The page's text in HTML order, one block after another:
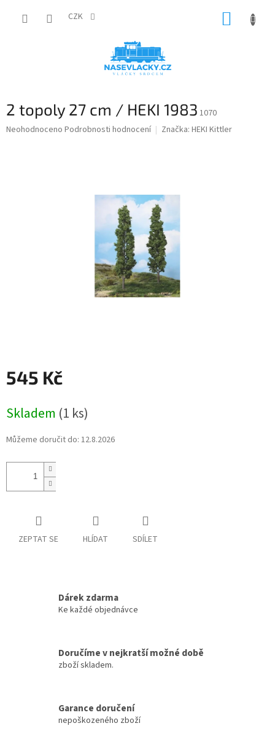
CZK
2 topoly 27 cm / HEKI 1983 1070
Průměrné
Neohodnoceno Podrobnosti hodnocení Značka: HEKI Kittler
545 Kč
cena:
Skladem (1 ks)
Můžeme doručit do: 12.8.2026
ZEPTAT SE HLÍDAT SDÍLET
Dárek zdarma
Ke každé objednávce
Doručíme v nejkratší možné době
zboží skladem.
Garance doručení
nepoškozeného zboží